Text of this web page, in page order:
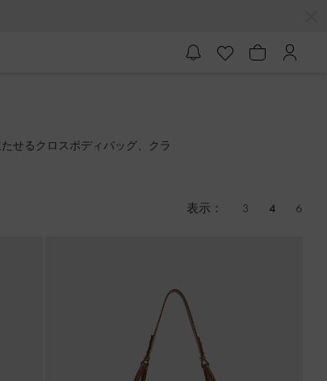
せるクロスボディバッグ、クラ
表示： 3 4 6